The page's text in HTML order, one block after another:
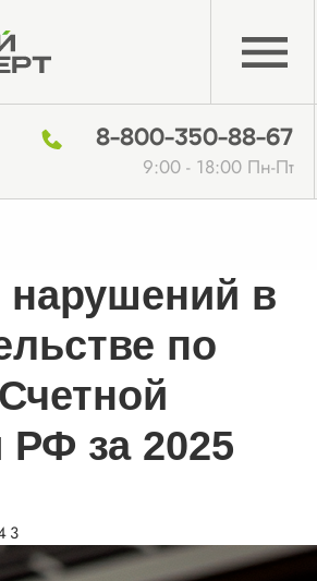
нарушений в
по
РФ за 2025